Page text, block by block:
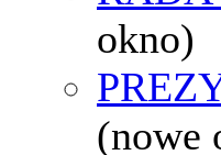
okno)
(nowe